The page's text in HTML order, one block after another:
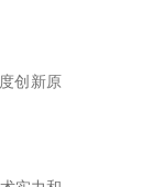
创新原